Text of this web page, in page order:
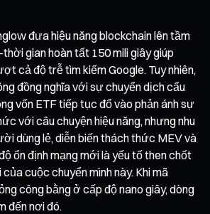
đưa hiệu năng blockchain lên tầm
gian hoàn tất 150 mili giây giúp
cả độ trễ tìm kiếm Google. Tuy nhiên,
đồng nghĩa với sự chuyển dịch cấu
vốn ETF tiếp tục đổ vào phản ánh sự
với câu chuyện hiệu năng, nhưng nhu
dùng lẻ, diễn biến thách thức MEV và
ổn định mạng mới là yếu tố then chốt
cuộc chuyển mình này. Khi mã
công bằng ở cấp độ nano giây, dòng
đến nơi đó.